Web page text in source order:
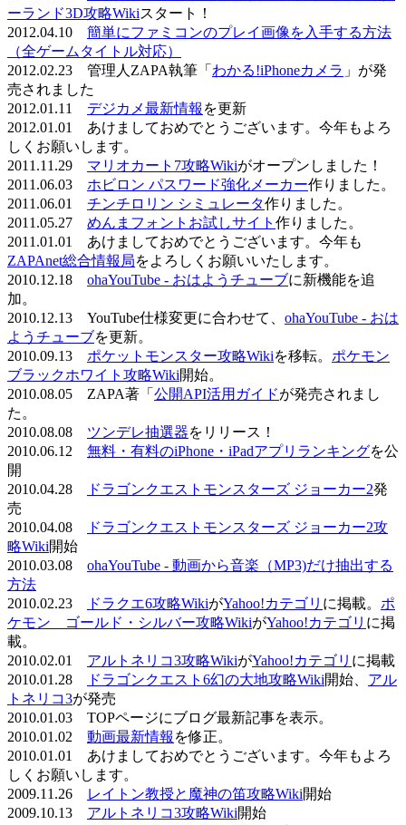
ーランド3D攻略Wikiスタート！
2012.04.10 簡単にファミコンのプレイ画像を入手する方法
（全ゲームタイトル対応）
2012.02.23 管理人ZAPA執筆「 わかる!iPhoneカメラ 」が発
売されました
2012.01.11 デジカメ最新情報 を更新
2012.01.01 あけましておめでとうございます。今年もよろ
しくお願いします。
2011.11.29 マリオカート7攻略Wikiがオープンしました！
2011.06.03 ホビロン パスワード強化メーカー作りました。
2011.06.01 チンチロリン シミュレータ作りました。
2011.05.27 めんまフォントお試しサイト 作りました。
2011.01.01 あけましておめでとうございます。今年も
ZAPAnet総合情報局をよろしくお願いいたします。
2010.12.18 ohaYouTube - おはようチューブに新機能を追
加。
2010.12.13 YouTube仕様変更に合わせて、 ohaYouTube - おは
ようチューブを更新。
2010.09.13 ポケットモンスター攻略Wikiを移転。 ポケモン
ブラックホワイト攻略Wiki開始。
2010.08.05 ZAPA著「 公開API活用ガイドが発売されまし
た。
2010.08.08 ツンデレ抽選器をリリース！
2010.06.12 無料・有料のiPhone・iPadアプリランキングを公
開
2010.04.28
ドラゴンクエストモンスターズ ジョーカー2発
売
2010.04.08
ドラゴンクエストモンスターズ ジョーカー2攻
略Wiki開始
2010.03.08 ohaYouTube - 動画から音楽（MP3)だけ抽出する
方法
2010.02.23
ドラクエ6攻略WikiがYahoo!カテゴリ に掲載。 ポ
ケモン ゴールド・シルバー攻略WikiがYahoo!カテゴリ に掲
載。
2010.02.01 アルトネリコ3攻略WikiがYahoo!カテゴリ に掲載
2010.01.28
ドラゴンクエスト6幻の大地攻略Wiki開始、 アル
トネリコ3が発売
2010.01.03 TOPページにブログ最新記事を表示。
2010.01.02 動画最新情報 を修正。
2010.01.01 あけましておめでとうございます。今年もよろ
しくお願いします。
2009.11.26
レイトン教授と魔神の笛攻略Wiki開始
2009.10.13 アルトネリコ3攻略Wiki開始